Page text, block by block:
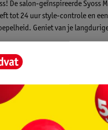
De salon-geïnspireerde Syoss
tot 24 uur style-controle en een
Geniet van je
bevat de haarmousse
föhnt, stijlt of krult.